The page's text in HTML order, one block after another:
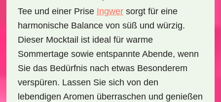
Teeund einer Prise Ingwersorgt für eine
harmonische Balance von süß und würzig.
Dieser Mocktail ist ideal für warme
Sommertagesowie entspannte Abende, wenn
Sie das Bedürfnis nach etwas Besonderem
verspüren. Lassen Sie sich von den
lebendigen Aromen überraschen und genießen